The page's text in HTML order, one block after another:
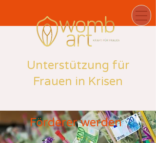
Unterstützung für
Frauen in Krisen
Förderer werden